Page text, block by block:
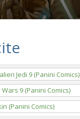
Jedi 9 (Panini Comics)
Wars 9 (Panini Comics)
(Panini Comics)